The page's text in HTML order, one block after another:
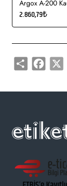
satın alabilirsiniz.
Argox A-200
2.860,79₺
Share X